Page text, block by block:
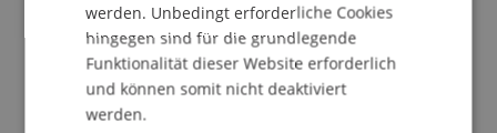
neue Maasai "Community Art Center" CAS in
Ololosokwan, Tanzania.
Das CAS ist ein von der EU gefördertes Projekt
der UNESCO Dar es Salaam in Zusammenarbeit
werden. Unbedingt erforderliche Cookies
hingegen sind für die grundlegende
Funktionalität dieser Website erforderlich
und können somit nicht deaktiviert
werden.